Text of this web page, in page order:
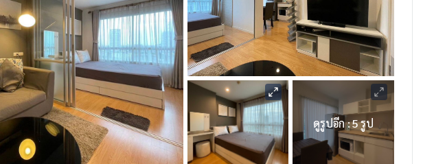
ดูรูปอีก : 5 รูป